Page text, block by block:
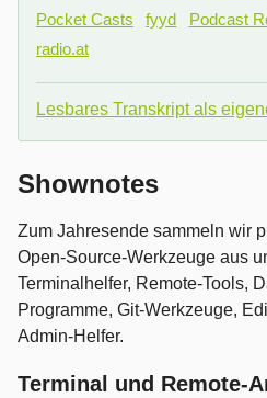
Pocket Casts
fyyd Podcast
radio.at
Lesbares Transkript als
Shownotes
Zum Jahresende sammeln wir
Open-Source-Werkzeuge aus
Terminalhelfer, Remote-Tools,
Programme, Git-Werkzeuge,
Admin-Helfer.
Terminal und Remote-